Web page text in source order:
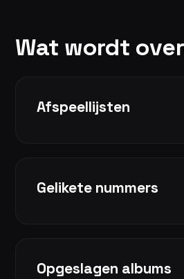
Wat wordt
Afspeellijsten
Gelikete nummers
Opgeslagen albums